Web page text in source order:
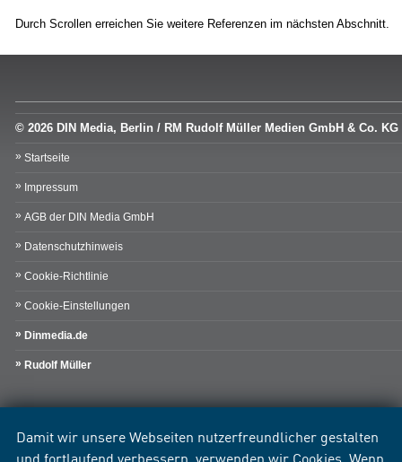
Damit wir unsere Webseiten nutzerfreundlicher gestalten
und fortlaufend verbessern, verwenden wir Cookies. Wenn
Durch Scrollen erreichen Sie weitere Referenzen im nächsten Abschnitt.
© 2026 DIN Media, Berlin / RM Rudolf Müller Medien GmbH & Co. KG
Startseite
Impressum
AGB der DIN Media GmbH
Datenschutzhinweis
Cookie-Richtlinie
Cookie-Einstellungen
Dinmedia.de
Rudolf Müller